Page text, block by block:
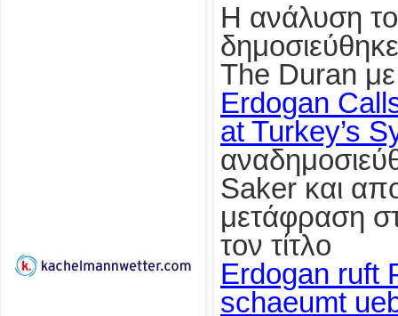
Η ανάλυση
The Duran με
Erdogan
at Turkey’s
Saker και
μετάφραση
τον τίτλο
Erdogan ruft
schaeumt